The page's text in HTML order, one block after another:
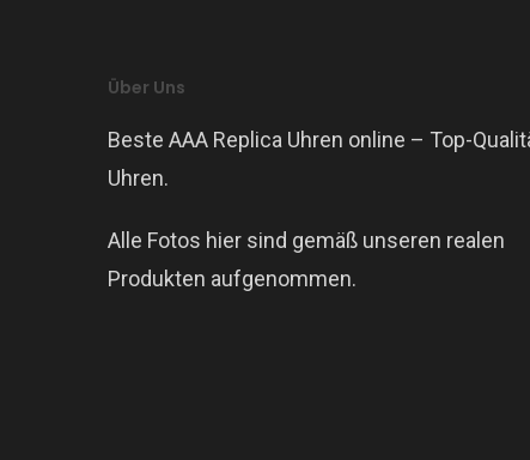
Über Uns
Beste AAA Replica Uhren online – Top-
Uhren.
Alle Fotos hier sind gemäß unseren realen
Produkten aufgenommen.